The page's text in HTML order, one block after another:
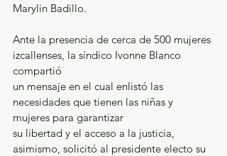
Marylin Badillo.
Ante la presencia de cerca de 500 mujeres
izcallenses, la síndico Ivonne Blanco
compartió
un mensaje en el cual enlistó las
necesidades que tienen las niñas y
mujeres para garantizar
su libertad y el acceso a la justicia,
asimismo, solicitó al presidente electo su